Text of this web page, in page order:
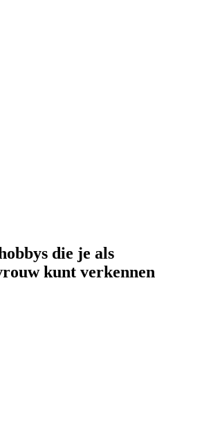
die je als
kunt verkennen